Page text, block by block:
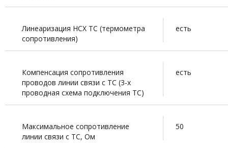
Линеаризация НСХ ТС (термометра
сопротивления)
есть
Компенсация сопротивления
проводов линии связи с ТС (3-х
проводная схема подключения ТС)
есть
Максимальное сопротивление
линии связи с ТС, Ом
50